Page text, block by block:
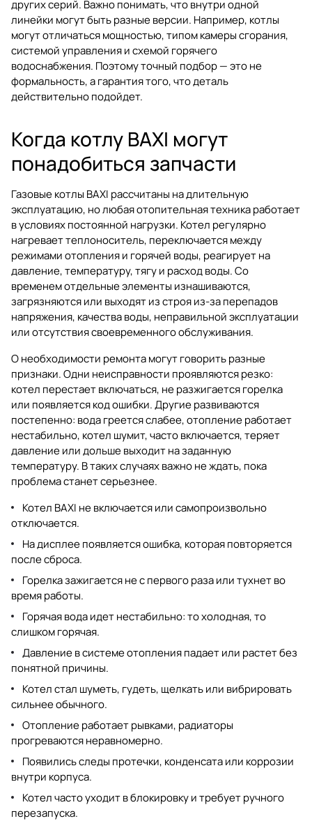
других серий. Важно понимать, что внутри одной
линейки могут быть разные версии. Например, котлы
могут отличаться мощностью, типом камеры сгорания,
системой управления и схемой горячего
водоснабжения. Поэтому точный подбор — это не
формальность, а гарантия того, что деталь
действительно подойдет.
Когда котлу BAXI могут
понадобиться запчасти
Газовые котлы BAXI рассчитаны на длительную
эксплуатацию, но любая отопительная техника работает
в условиях постоянной нагрузки. Котел регулярно
нагревает теплоноситель, переключается между
режимами отопления и горячей воды, реагирует на
давление, температуру, тягу и расход воды. Со
временем отдельные элементы изнашиваются,
загрязняются или выходят из строя из-за перепадов
напряжения, качества воды, неправильной эксплуатации
или отсутствия своевременного обслуживания.
О необходимости ремонта могут говорить разные
признаки. Одни неисправности проявляются резко:
котел перестает включаться, не разжигается горелка
или появляется код ошибки. Другие развиваются
постепенно: вода греется слабее, отопление работает
нестабильно, котел шумит, часто включается, теряет
давление или дольше выходит на заданную
температуру. В таких случаях важно не ждать, пока
проблема станет серьезнее.
Котел BAXI не включается или самопроизвольно
отключается.
На дисплее появляется ошибка, которая повторяется
после сброса.
Горелка зажигается не с первого раза или тухнет во
время работы.
Горячая вода идет нестабильно: то холодная, то
слишком горячая.
Давление в системе отопления падает или растет без
понятной причины.
Котел стал шуметь, гудеть, щелкать или вибрировать
сильнее обычного.
Отопление работает рывками, радиаторы
прогреваются неравномерно.
Появились следы протечки, конденсата или коррозии
внутри корпуса.
Котел часто уходит в блокировку и требует ручного
перезапуска.